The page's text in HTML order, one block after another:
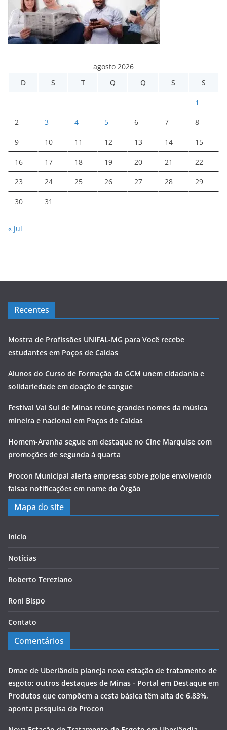
agosto 2026
D
S T Q Q S S
1
2 3 4 5 6 7 8
9 10 11 12 13 14 15
16 17 18 19 20 21 22
23 24 25 26 27 28 29
30 31
« jul
Recentes
Mostra de Profissões UNIFAL-MG para Você recebe
estudantes em Poços de Caldas
Alunos do Curso de Formação da GCM unem cidadania e
solidariedade em doação de sangue
Festival Vai Sul de Minas reúne grandes nomes da música
mineira e nacional em Poços de Caldas
Homem-Aranha segue em destaque no Cine Marquise com
promoções de segunda à quarta
Procon Municipal alerta empresas sobre golpe envolvendo
falsas notificações em nome do Órgão
Mapa do site
Início
Notícias
Roberto Tereziano
Roni Bispo
Contato
Comentários
Dmae de Uberlândia planeja nova estação de tratamento de
esgoto; outros destaques de Minas - Portal em Destaque em
Produtos que compõem a cesta básica têm alta de 6,83%,
aponta pesquisa do Procon